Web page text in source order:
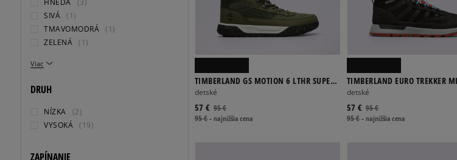
Viac
SIVÁ (1)
TMAVOMODRÁ (1)
ZELENÁ (1)
DRUH
NÍZKA
(2)
VYSOKÁ (19)
ZAPÍNANIE
TIMBERLAND GS MOTION 6 LTHR SUPER
OX
detské
95 €
57 €
95 €-najnižšia cena
TIMBERLAND EURO TREKKER
LEATHER
detské
95 €
57 €
95 €-najnižšia cena